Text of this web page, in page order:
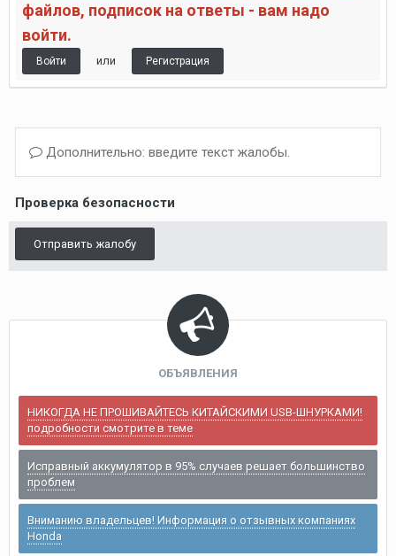
файлов, подписок на ответы - вам надо
войти.
Войти или Регистрация
Дополнительно: введите текст жалобы.
Проверка безопасности
Отправить жалобу
ОБЪЯВЛЕНИЯ
НИКОГДА НЕ ПРОШИВАЙТЕСЬ КИТАЙСКИМИ USB-ШНУРКАМИ!
подробности смотрите в теме
Исправный аккумулятор в 95% случаев решает большинство
проблем
Вниманию владельцев! Информация о отзывных компаниях
Honda